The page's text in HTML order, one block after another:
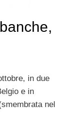
in due
e in
nel